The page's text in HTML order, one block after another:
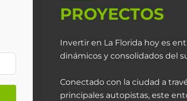
PROYECTOS
Invertir en La Florida hoy es
dinámicos y consolidados del
Conectado con la ciudad a
principales autopistas, este